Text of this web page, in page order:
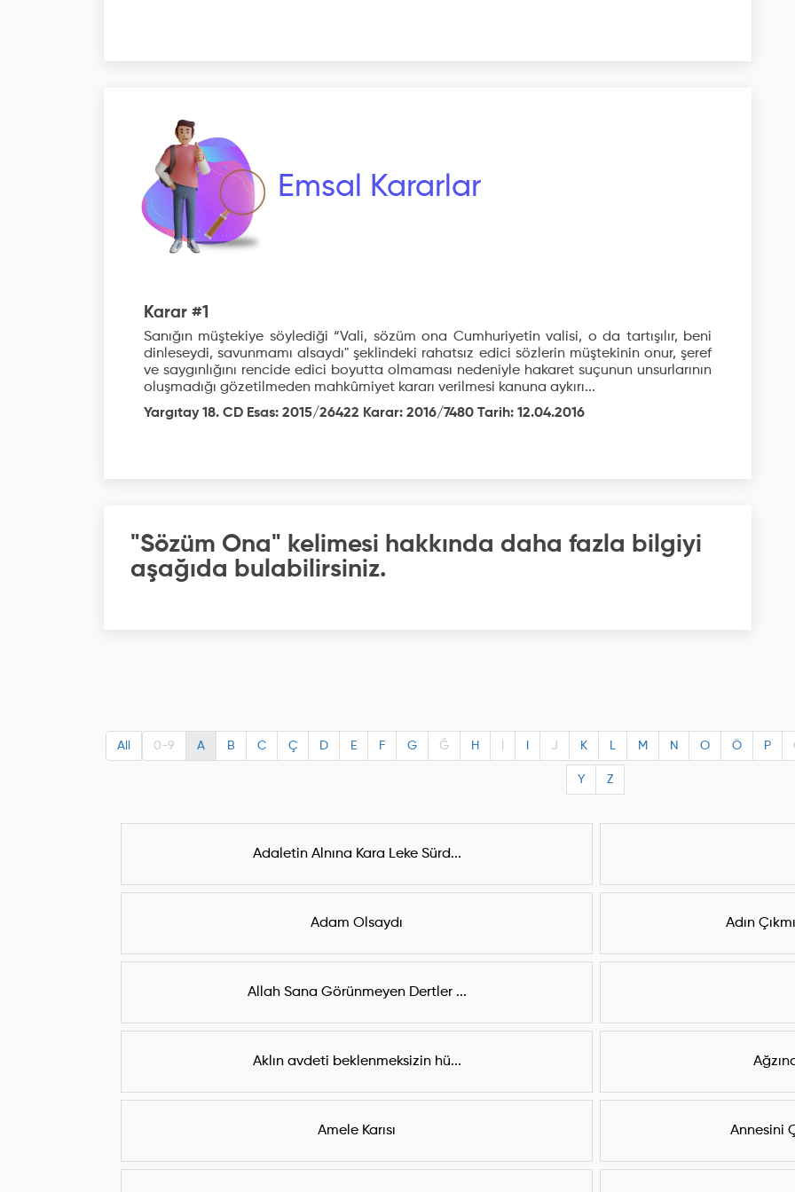
Emsal Kararlar
Karar #1
Sanığın müştekiye söylediği “Vali, sözüm ona Cumhuriyetin valisi, o da tartışılır, beni
dinleseydi, savunmamı alsaydı" şeklindeki rahatsız edici sözlerin müştekinin onur, şeref
ve saygınlığını rencide edici boyutta olmaması nedeniyle hakaret suçunun unsurlarının
oluşmadığı gözetilmeden mahkûmiyet kararı verilmesi kanuna aykırı...
Yargıtay 18. CD Esas: 2015/26422 Karar: 2016/7480 Tarih: 12.04.2016
"Sözüm Ona" kelimesi hakkında daha fazla bilgiyi
aşağıda bulabilirsiniz.
All 0-9 A B C Ç D E F G Ğ H J K L M N O Ö P
Y Z
Adaletin Alnına Kara Leke Sürd...
Adam Olsaydı Adın
Allah Sana Görünmeyen Dertler ...
Aklın avdeti beklenmeksizin hü...
Amele Karısı Annesini